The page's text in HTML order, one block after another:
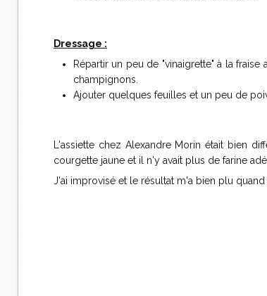
Dressage :
Répartir un peu de "vinaigrette" à la
champignons.
Ajouter quelques feuilles et un peu de
L'assiette chez Alexandre Morin était bien
courgette jaune et il n'y avait plus de farine
J'ai improvisé et le résultat m'a bien plu quand